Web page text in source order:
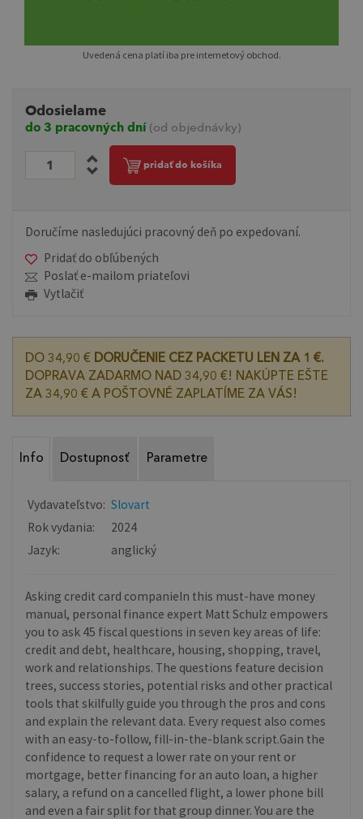
Uvedená cena platí iba pre internetový obchod.
Odosielame
do 3 pracovných dní (od objednávky)
pridať do košíka
Doručíme nasledujúci pracovný deň po expedovaní.
Pridať do obľúbených
Poslať e-mailom priateľovi
Vytlačiť
DO 34,90 € DORUČENIE CEZ PACKETU LEN ZA 1 €.
DOPRAVA ZADARMO NAD 34,90 €! NAKÚPTE EŠTE
ZA 34,90 € A POŠTOVNÉ ZAPLATÍME ZA VÁS!
Info Dostupnosť Parametre
Vydavateľstvo: Slovart
Rok vydania:
2024
Jazyk:
anglický
Asking credit card companieIn this must-have money
manual, personal finance expert Matt Schulz empowers
you to ask 45 fiscal questions in seven key areas of life:
credit and debt, healthcare, housing, shopping, travel,
work and relationships. The questions feature decision
trees, success stories, potential risks and other practical
tools that skilfully guide you through the pros and cons
and explain the relevant data. Every request also comes
with an easy-to-follow, fill-in-the-blank script.Gain the
confidence to request a lower rate on your rent or
mortgage, better financing for an auto loan, a higher
salary, a refund on a cancelled flight, a lower phone bill
and even a fair split for that group dinner. You are the